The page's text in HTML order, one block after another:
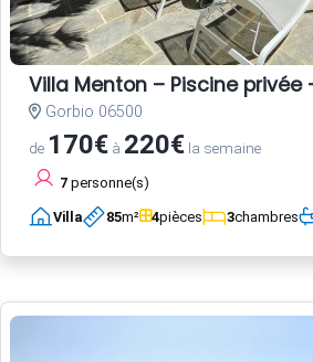
Villa Menton – Piscine
Gorbio 06500
de 170€ à 220€ la semaine
7 personne(s)
Villa 85m² 4pièces 3chambres